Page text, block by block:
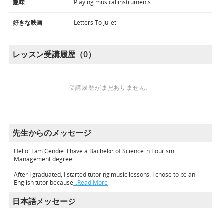
趣味 Playing musical instruments
好きな映画 Letters To Juliet
レッスン受講履歴（0）
受講履歴がまだありません。
先生からのメッセージ
Hello! I am Cendie. I have a Bachelor of Science in Tourism
Management degree.
After I graduated, I started tutoring music lessons. I chose to be an
English tutor because…Read More
日本語メッセージ